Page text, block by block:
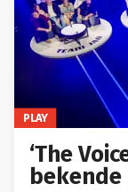
PLAY
‘The